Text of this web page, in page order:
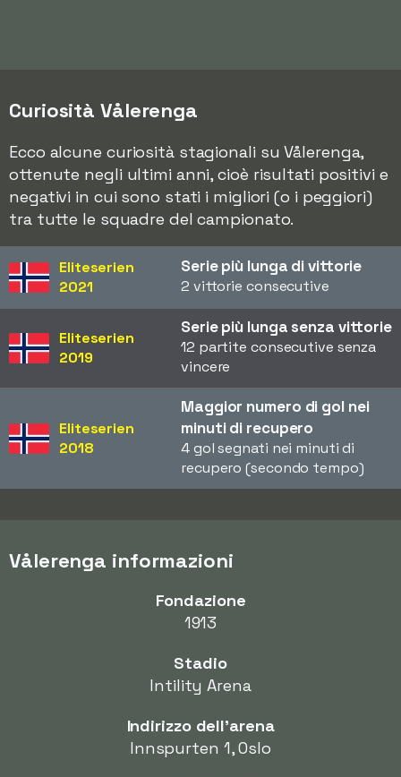
Curiosità Vålerenga
Ecco alcune curiosità stagionali su Vålerenga,
ottenute negli ultimi anni, cioè risultati positivi e
negativi in cui sono stati i migliori (o i peggiori)
tra tutte le squadre del campionato.
Eliteserien
2021
Serie più lunga di vittorie
2 vittorie consecutive
Eliteserien
2019
Serie più lunga senza vittorie
12 partite consecutive senza
vincere
Eliteserien
2018
Maggior numero di gol nei
minuti di recupero
4 gol segnati nei minuti di
recupero (secondo tempo)
Vålerenga informazioni
Fondazione
1913
Stadio
Intility Arena
Indirizzo dell'arena
Innspurten 1, Oslo